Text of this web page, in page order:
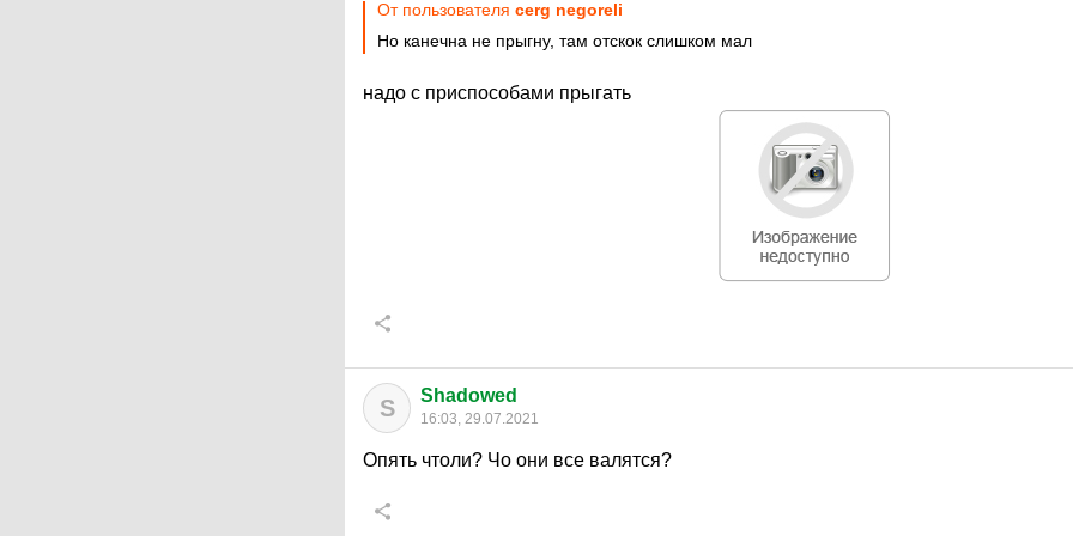
От пользователя cerg negoreli
Но канечна не прыгну, там отскок слишком мал
надо с приспособами прыгать
S Shadowed
16:03, 29.07.2021
Опять чтоли? Чо они все валятся?